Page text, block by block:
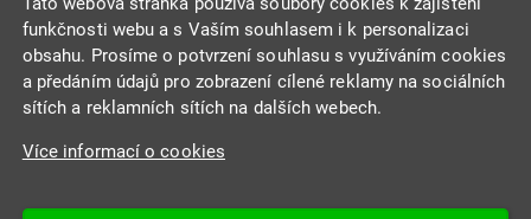
INTEGRA CENTRUM s.r.o.
Jabloňová 662/7
funkčnosti webu a s Vaším souhlasem i k personalizaci
obsahu. Prosíme o potvrzení souhlasu s využíváním cookies
a předáním údajů pro zobrazení cílené reklamy na sociálních
sítích a reklamních sítích na dalších webech.
Více informací o cookies